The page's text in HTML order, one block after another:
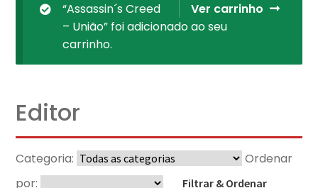
Ver carrinho
“Assassin´s Creed
– União” foi adicionado ao seu
carrinho.
Editor
Categoria:
Ordenar
por:
Filtrar & Ordenar